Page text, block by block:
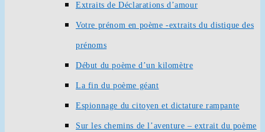
Extraits de Déclarations d’amour
Votre prénom en poème -extraits du distique des
prénoms
Début du poème d’un kilomètre
La fin du poème géant
Espionnage du citoyen et dictature rampante
Sur les chemins de l’aventure – extrait du poème